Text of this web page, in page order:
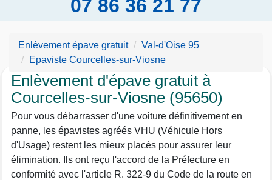
07 86 36 21 77
Enlèvement épave gratuit
Val-d'Oise 95
Epaviste Courcelles-sur-Viosne
Enlèvement d'épave gratuit à
Courcelles-sur-Viosne (95650)
Pour vous débarrasser d'une voiture définitivement en
panne, les épavistes agréés VHU (Véhicule Hors
d'Usage) restent les mieux placés pour assurer leur
élimination. Ils ont reçu l'accord de la Préfecture en
conformité avec l'article R. 322-9 du Code de la route en